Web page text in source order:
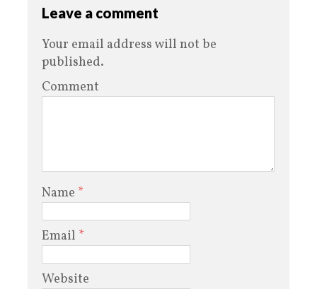
Leave a comment
Your email address will not be
published.
Comment
Name *
Email *
Website